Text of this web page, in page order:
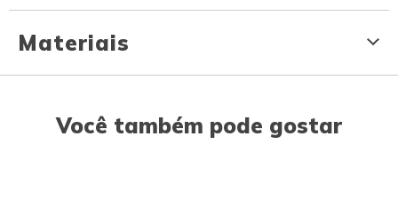
Materiais
Você também pode gostar